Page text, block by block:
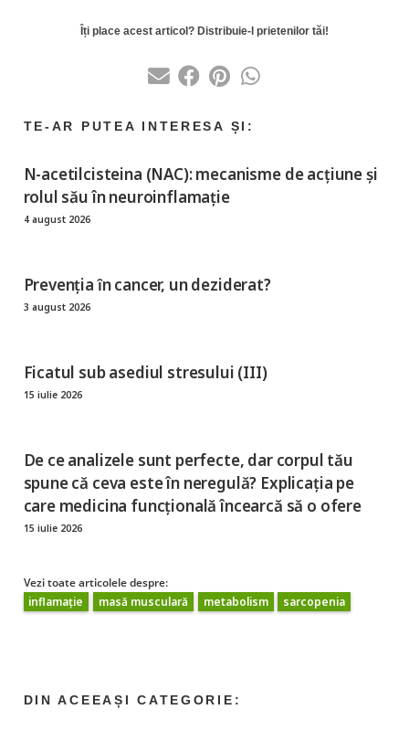
N-acetilcisteina (NAC): mecanisme de acțiune și
rolul său în neuroinflamație
4 august 2026
Prevenția ȋn cancer, un deziderat?
3 august 2026
Ficatul sub asediul stresului (III)
15 iulie 2026
De ce analizele sunt perfecte, dar corpul tău
spune că ceva este în neregulă? Explicația pe
care medicina funcțională încearcă să o ofere
15 iulie 2026
Vezi toate articolele despre:
inflamație
masă musculară metabolism sarcopenia